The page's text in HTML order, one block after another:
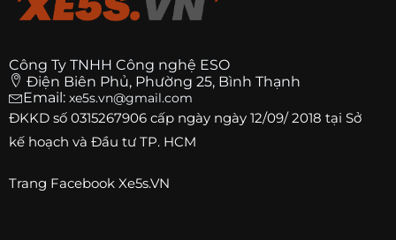
Công Ty TNHH Công nghệ ESO
Điện Biên Phủ, Phường 25, Bình Thạnh
Email: xe5s.vn@gmail.com
ĐKKD số 0315267906 cấp ngày ngày 12/09/ 2018 tại Sở
kế hoạch và Đầu tư TP. HCM
Trang Facebook Xe5s.VN